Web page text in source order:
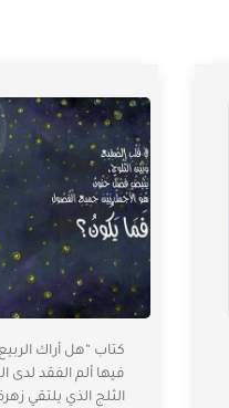
كتاب “هل أراك
فيها ألم الفقد
الثلج الذي يلتقي